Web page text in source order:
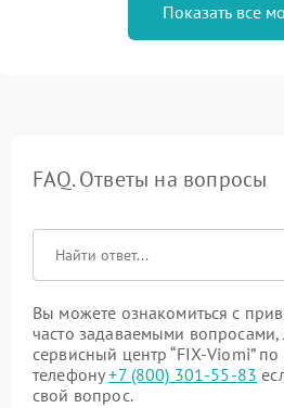
Показать все
FAQ. Ответы на вопросы
Вы можете ознакомиться с
часто задаваемыми вопросами,
сервисный центр “FIX-Viomi”
телефону+7 (800) 301-55-83
свой вопрос.